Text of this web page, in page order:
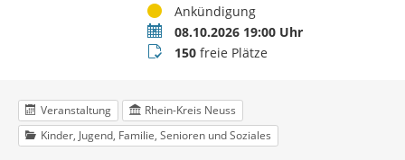
StatusAnkündigung
Termin08.10.2026 19:00 Uhr
Buchungsstatus
150freie Plätze
Veranstaltung
Rhein-Kreis Neuss
Kinder, Jugend, Familie, Senioren und Soziales